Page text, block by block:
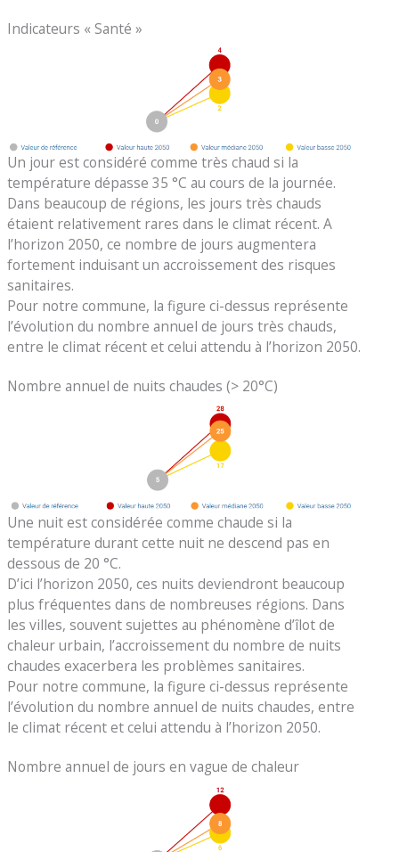
Indicateurs « Santé »
Un jour est considéré comme très chaud si la
température dépasse 35 °C au cours de la journée.
Dans beaucoup de régions, les jours très chauds
étaient relativement rares dans le climat récent. A
l’horizon 2050, ce nombre de jours augmentera
fortement induisant un accroissement des risques
sanitaires.
Pour notre commune, la figure ci-dessus représente
l’évolution du nombre annuel de jours très chauds,
entre le climat récent et celui attendu à l’horizon 2050.
Nombre annuel de nuits chaudes (> 20°C)
Une nuit est considérée comme chaude si la
température durant cette nuit ne descend pas en
dessous de 20 °C.
D’ici l’horizon 2050, ces nuits deviendront beaucoup
plus fréquentes dans de nombreuses régions. Dans
les villes, souvent sujettes au phénomène d’îlot de
chaleur urbain, l’accroissement du nombre de nuits
chaudes exacerbera les problèmes sanitaires.
Pour notre commune, la figure ci-dessus représente
l’évolution du nombre annuel de nuits chaudes, entre
le climat récent et celui attendu à l’horizon 2050.
Nombre annuel de jours en vague de chaleur